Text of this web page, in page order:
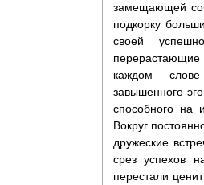
замещающей
подкорку
своей
каждом
завышенного
способного на
Вокруг
дружеские
срез успехов
перестали